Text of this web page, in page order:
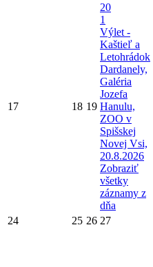
17 18 19
20
1
Výlet -
Kaštieľ a
Letohrádok
Dardanely,
Galéria
Jozefa
Hanulu,
ZOO v
Spišskej
Novej Vsi,
20.8.2026
Zobraziť
všetky
záznamy z
dňa
24 25 26 27